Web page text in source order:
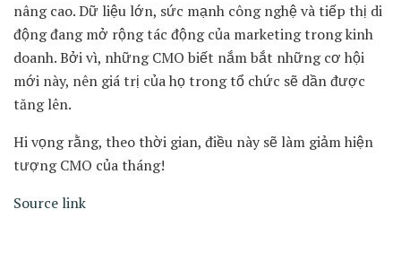
nâng cao. Dữ liệu lớn, sức mạnh công nghệ và tiếp thị di
động đang mở rộng tác động của marketing trong kinh
doanh. Bởi vì, những CMO biết nắm bắt những cơ hội
mới này, nên giá trị của họ trong tổ chức sẽ dần được
tăng lên.
Hi vọng rằng, theo thời gian, điều này sẽ làm giảm hiện
tượng CMO của tháng!
Source link